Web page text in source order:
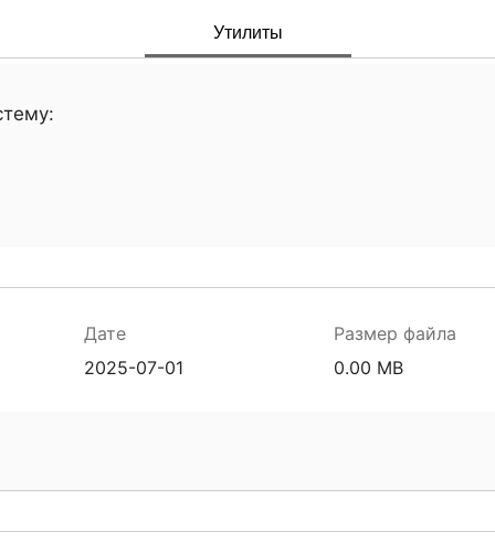
Утилиты
Дате Размер файла
2025-07-01 0.00 MB